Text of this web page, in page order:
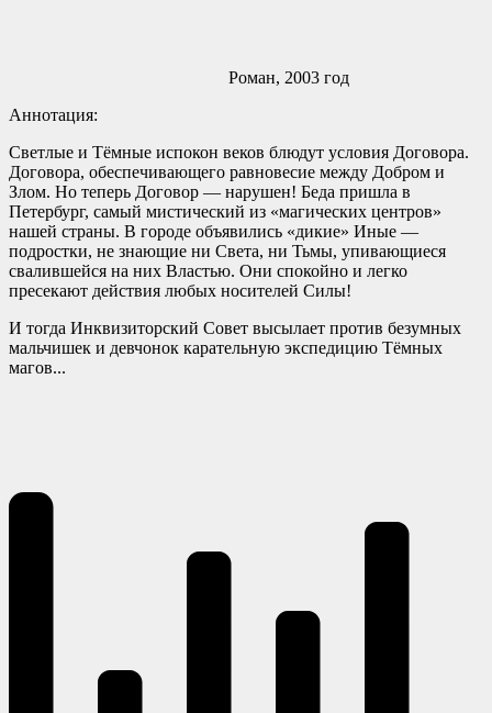
Роман, 2003 год
Аннотация:
Светлые и Тёмные испокон веков блюдут условия Договора.
Договора, обеспечивающего равновесие между Добром и
Злом. Но теперь Договор — нарушен! Беда пришла в
Петербург, самый мистический из «магических центров»
нашей страны. В городе объявились «дикие» Иные —
подростки, не знающие ни Света, ни Тьмы, упивающиеся
свалившейся на них Властью. Они спокойно и легко
пресекают действия любых носителей Силы!
И тогда Инквизиторский Совет высылает против безумных
мальчишек и девчонок карательную экспедицию Тёмных
магов...